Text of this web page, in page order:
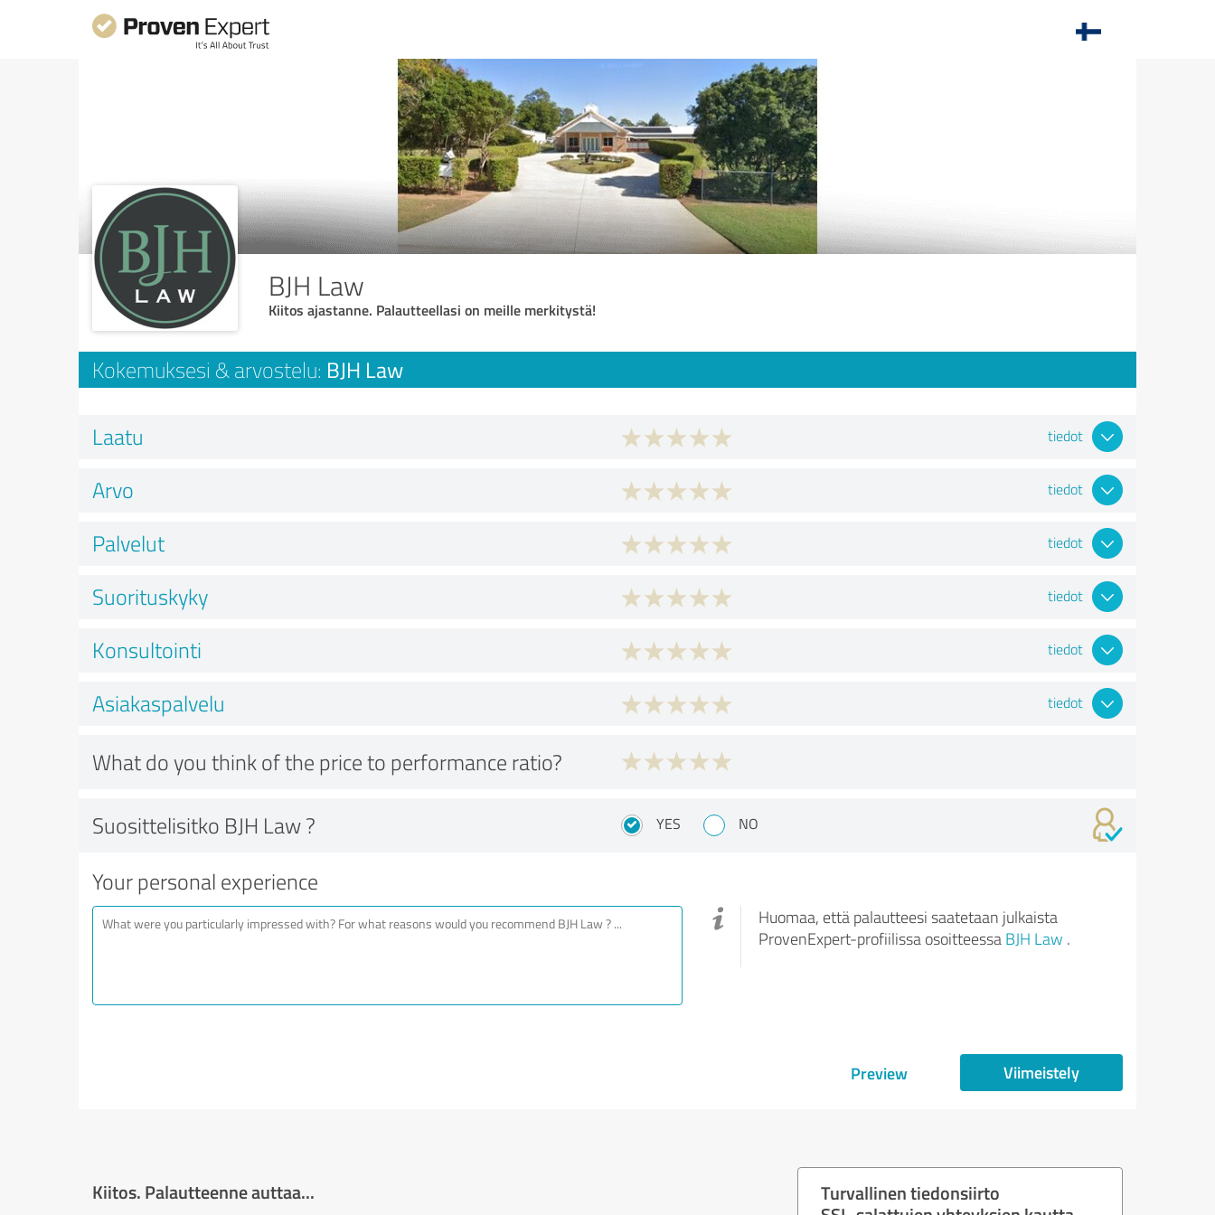
BJH Law
Kiitos ajastanne. Palautteellasi on meille merkitystä!
Kokemuksesi & arvostelu: BJH Law
Laatu tiedot
Arvo tiedot
Palvelut tiedot
Suorituskyky tiedot
Konsultointi tiedot
Asiakaspalvelu tiedot
What do you think of the price to performance ratio?
Suosittelisitko BJH Law ? YES NO
Your personal experience
Huomaa, että palautteesi saatetaan julkaista
ProvenExpert-profiilissa osoitteessa BJH Law .
Preview Viimeistely
Kiitos. Palautteenne auttaa...
Turvallinen tiedonsiirto